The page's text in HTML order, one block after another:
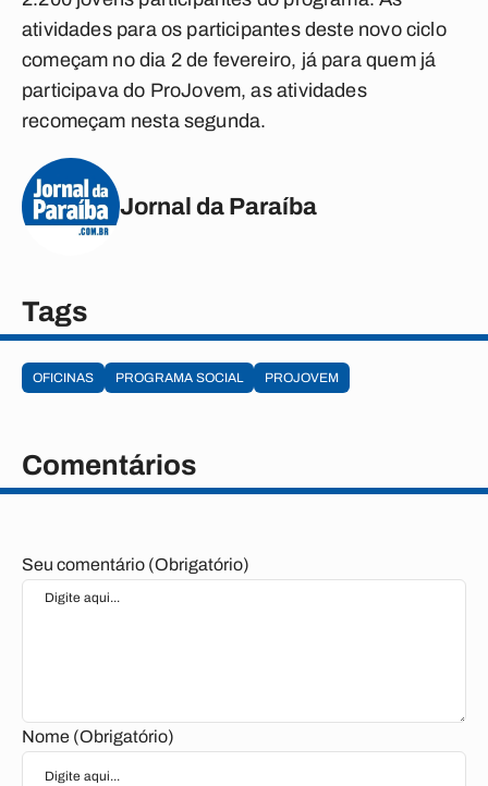
atividades para os participantes deste novo ciclo
começam no dia 2 de fevereiro, já para quem já
participava do ProJovem, as atividades
recomeçam nesta segunda.
Jornal da Paraíba
Tags
OFICINAS PROGRAMA SOCIAL PROJOVEM
Comentários
Seu comentário (Obrigatório)
Nome (Obrigatório)